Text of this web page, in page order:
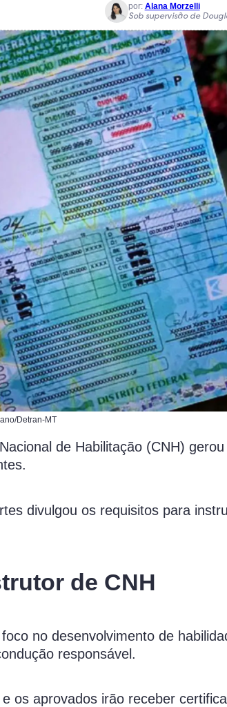
por: Alana Morzelli
Sob supervisão de
Detran-MT
de Habilitação (CNH)
divulgou os requisitos para
de CNH
no desenvolvimento de
responsável.
os aprovados irão receber